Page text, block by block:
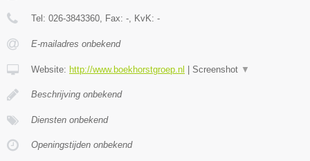
Tel: 026-3843360 , Fax: - , KvK: -
E-mailadres onbekend
Website: http://www.boekhorstgroep.nl Screenshot ▼
Beschrijving onbekend
Diensten onbekend
Openingstijden onbekend